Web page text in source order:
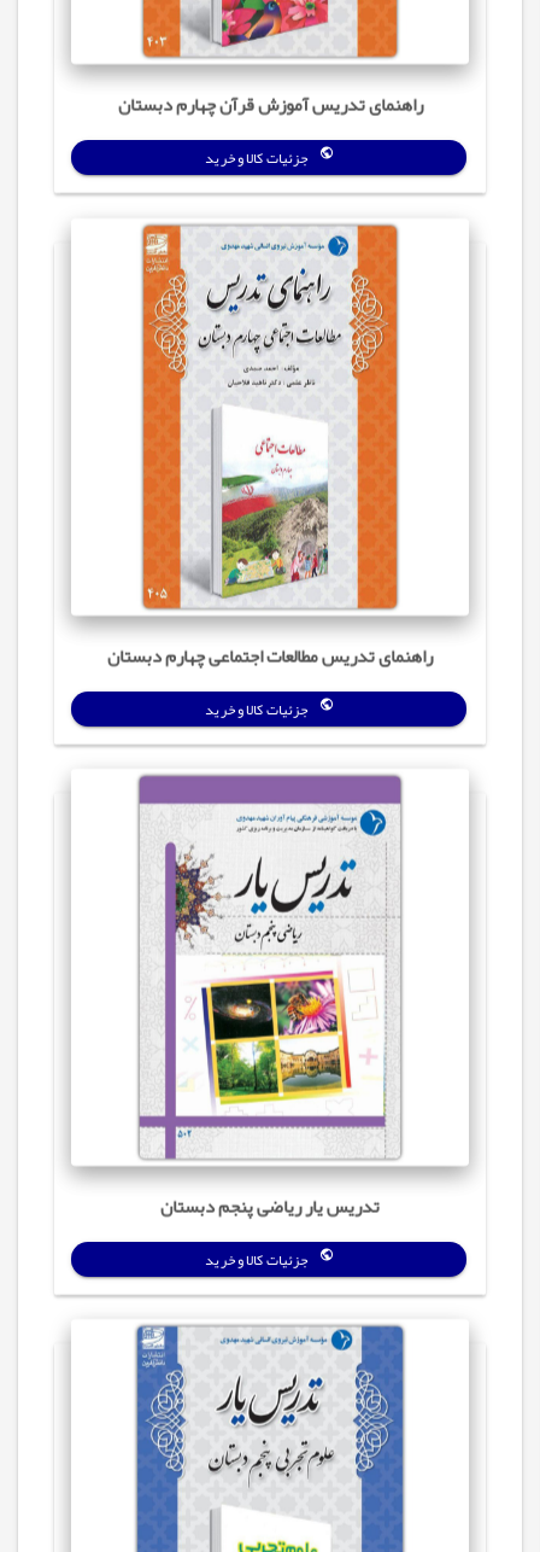
راهنمای تدریس آموزش قرآن چهارم دبستان
جزئیات کالا و خرید
راهنمای تدریس مطالعات اجتماعی چهارم دبستان
جزئیات کالا و خرید
تدریس یار ریاضی پنجم دبستان
جزئیات کالا و خرید